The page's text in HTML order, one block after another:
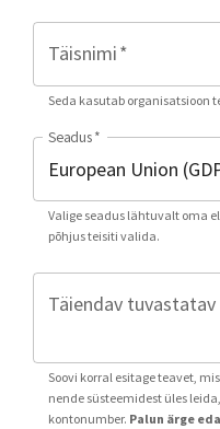
Täisnimi*
Seda kasutab organisatsioon
Seadus*
Valige seadus lähtuvalt oma
põhjus teisiti valida.
Täiendav
Soovi korral esitage teavet,
nende süsteemidest üles
kontonumber. Palun ärge